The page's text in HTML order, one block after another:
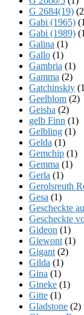
G 2684(19)
Gabi (1965)
Gabi (1989)
Galina (1)
Gallo (1)
Gambria (1)
Gamma (2)
Gatchinskiy
Geelblom (2)
Geisha (2)
gelb Finn (1)
Gelbling (1)
Gelda (1)
Gemchip (1)
Gemma (1)
Gerla (1)
Gerolsreuth
Gesa (1)
Gescheckte
Gescheckte
Gideon (1)
Giewont (1)
Gigant (2)
Gilda (1)
Gina (1)
Gineke (1)
Gitte (1)
Gladstone (2)